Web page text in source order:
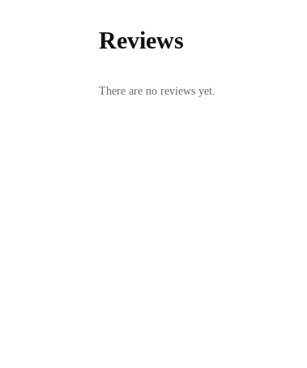
Reviews
There are no reviews yet.